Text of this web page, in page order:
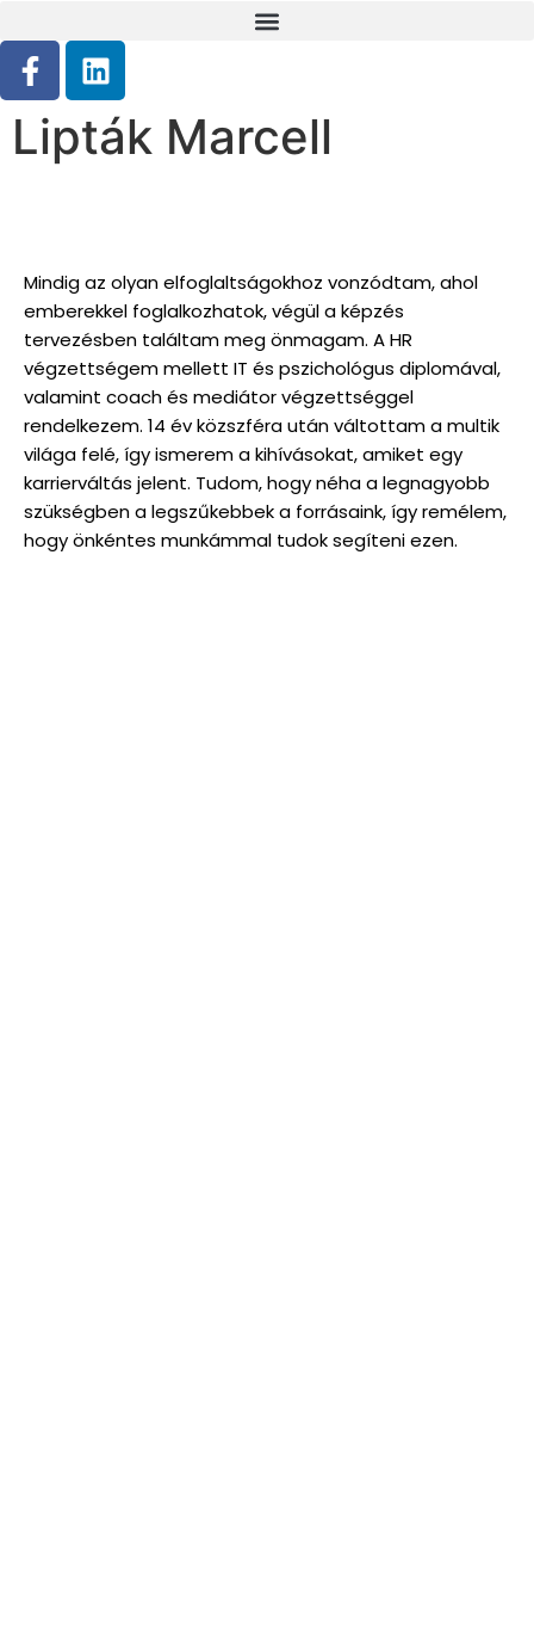
Lipták Marcell
Mindig az olyan elfoglaltságokhoz vonzódtam, ahol
emberekkel foglalkozhatok, végül a képzés
tervezésben találtam meg önmagam. A HR
végzettségem mellett IT és pszichológus diplomával,
valamint coach és mediátor végzettséggel
rendelkezem. 14 év közszféra után váltottam a multik
világa felé, így ismerem a kihívásokat, amiket egy
karrierváltás jelent. Tudom, hogy néha a legnagyobb
szükségben a legszűkebbek a forrásaink, így remélem,
hogy önkéntes munkámmal tudok segíteni ezen.